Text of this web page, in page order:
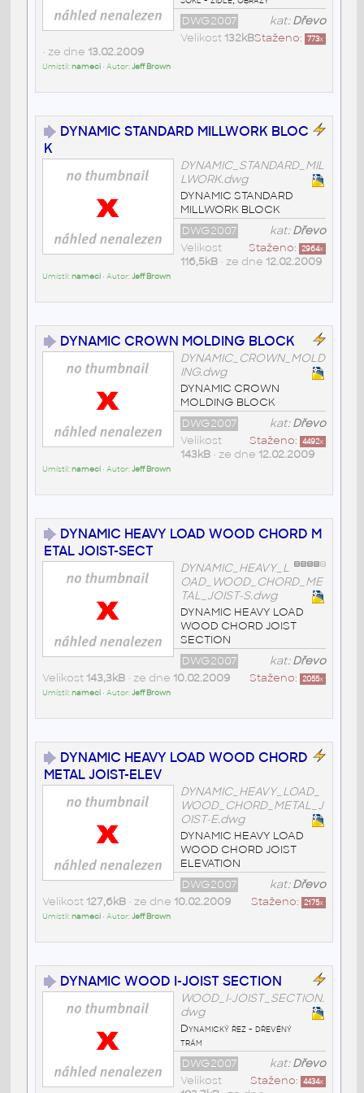
kat:Dřevo
DWG2007
Staženo: 773x
Velikost 132kB
• ze dne 13.02.2009
Umístil:nameci• Autor:Jeff Brown
DYNAMIC STANDARD MILLWORK BLOC
K
DYNAMIC_STANDARD_MIL
LWORK.dwg
DYNAMIC STANDARD
MILLWORK BLOCK
kat:Dřevo
DWG2007
Staženo: 2964x
Velikost
116,5kB• ze dne 12.02.2009
Umístil:nameci• Autor:Jeff Brown
DYNAMIC CROWN MOLDING BLOCK
DYNAMIC_CROWN_MOLD
ING.dwg
DYNAMIC CROWN
MOLDING BLOCK
kat:Dřevo
DWG2007
Staženo: 4492x
Velikost
143kB• ze dne 12.02.2009
Umístil:nameci• Autor:Jeff Brown
DYNAMIC HEAVY LOAD WOOD CHORD M
ETAL JOIST-SECT
DYNAMIC_HEAVY_L
OAD_WOOD_CHORD_ME
TAL_JOIST-S.dwg
DYNAMIC HEAVY LOAD
WOOD CHORD JOIST
SECTION
kat:Dřevo
DWG2007
Staženo: 2055x
Velikost 143,3kB• ze dne 10.02.2009
Umístil:nameci• Autor:Jeff Brown
DYNAMIC HEAVY LOAD WOOD CHORD
METAL JOIST-ELEV
DYNAMIC_HEAVY_LOAD_
WOOD_CHORD_METAL_J
OIST-E.dwg
DYNAMIC HEAVY LOAD
WOOD CHORD JOIST
ELEVATION
kat:Dřevo
DWG2007
Staženo: 2175x
Velikost 127,6kB• ze dne 10.02.2009
Umístil:nameci• Autor:Jeff Brown
DYNAMIC WOOD I-JOIST SECTION
WOOD_I-JOIST_SECTION.
dwg
Dynamický řez - dřevěný
trám
kat:Dřevo
DWG2007
Staženo: 4434x
Velikost